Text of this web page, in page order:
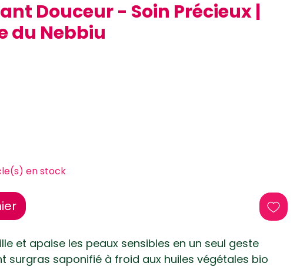
Douceur - Soin Précieux |
du Nebbiu
en stock
et apaise les peaux sensibles en un seul geste
surgras saponifié à froid aux huiles végétales bio